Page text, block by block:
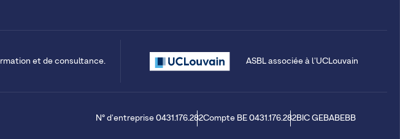
et de consultance. ASBL associée à l'UCLouvain
N° d'entreprise 0431.176.282Compte BE 0431.176.282BIC GEBABEBB